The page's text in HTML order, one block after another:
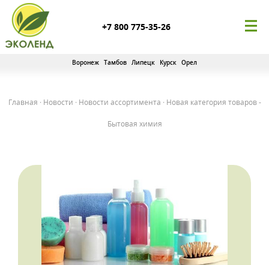
+7 800 775-35-26
Воронеж Тамбов Липецк Курск Орел
Главная · Новости · Новости ассортимента · Новая категория товаров -
Бытовая химия